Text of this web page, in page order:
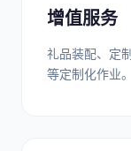
增值服务
礼品装配、定
等定制化作业。